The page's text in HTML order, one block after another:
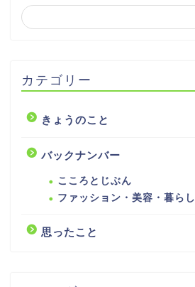
カテゴリー
きょうのこと
バックナンバー
こころとじぶん
ファッション・美容・暮らし
思ったこと